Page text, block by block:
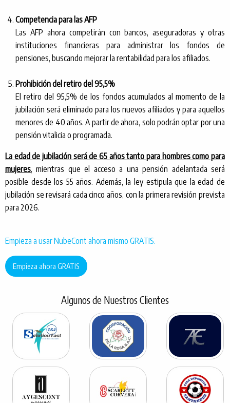
Competencia para las AFP
Las AFP ahora competirán con bancos, aseguradoras y otras
instituciones financieras para administrar los fondos de
pensiones, buscando mejorar la rentabilidad para los afiliados.
Prohibición del retiro del 95,5%
El retiro del 95,5% de los fondos acumulados al momento de la
jubilación será eliminado para los nuevos afiliados y para aquellos
menores de 40 años. A partir de ahora, solo podrán optar por una
pensión vitalicia o programada.
La edad de jubilación será de 65 años tanto para hombres como para
mujeres, mientras que el acceso a una pensión adelantada será
posible desde los 55 años. Además, la ley estipula que la edad de
jubilación se revisará cada cinco años, con la primera revisión prevista
para 2026.
Empieza a usar NubeCont ahora mismo GRATIS.
Empieza ahora GRATIS
Algunos de Nuestros Clientes